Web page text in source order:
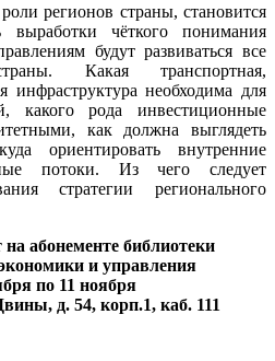
регионов страны, становится
выработки чёткого понимания
будут развиваться все
Какая транспортная,
инфраструктура необходима для
какого рода инвестиционные
как должна выглядеть
ориентировать внутренние
потоки. Из чего следует
стратегии регионального
абонементе библиотеки
и управления
по 11 ноября
д. 54, корп.1, каб. 111